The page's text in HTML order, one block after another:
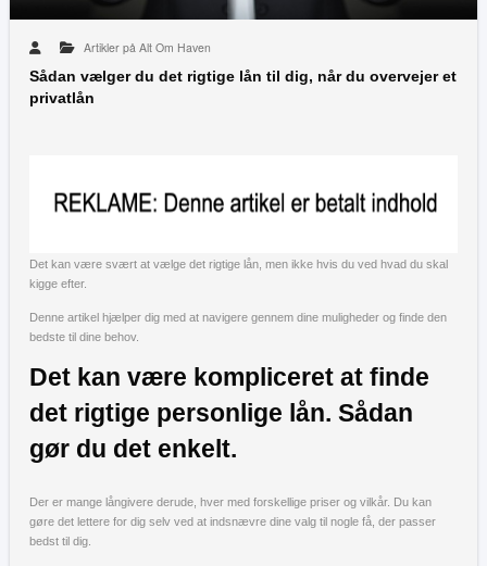
Artikler på Alt Om Haven
Sådan vælger du det rigtige lån til dig, når du overvejer et
privatlån
Det kan være svært at vælge det rigtige lån, men ikke hvis du ved hvad du skal
kigge efter.
Denne artikel hjælper dig med at navigere gennem dine muligheder og finde den
bedste til dine behov.
Det kan være kompliceret at finde
det rigtige personlige lån. Sådan
gør du det enkelt.
Der er mange långivere derude, hver med forskellige priser og vilkår. Du kan
gøre det lettere for dig selv ved at indsnævre dine valg til nogle få, der passer
bedst til dig.